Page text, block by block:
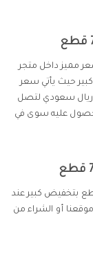
مميز داخل متجر
حيث يأتي سعر
الطقم بقيمة 750,03 ريال سعودي بدلًا من 1363,69 ريال سعودي لتصل
من الحصول عليه سوى في
طقم قدور كوركماز جرانيتا المكون من 7 قطع بتخفيض كبير عند
أو الشراء من